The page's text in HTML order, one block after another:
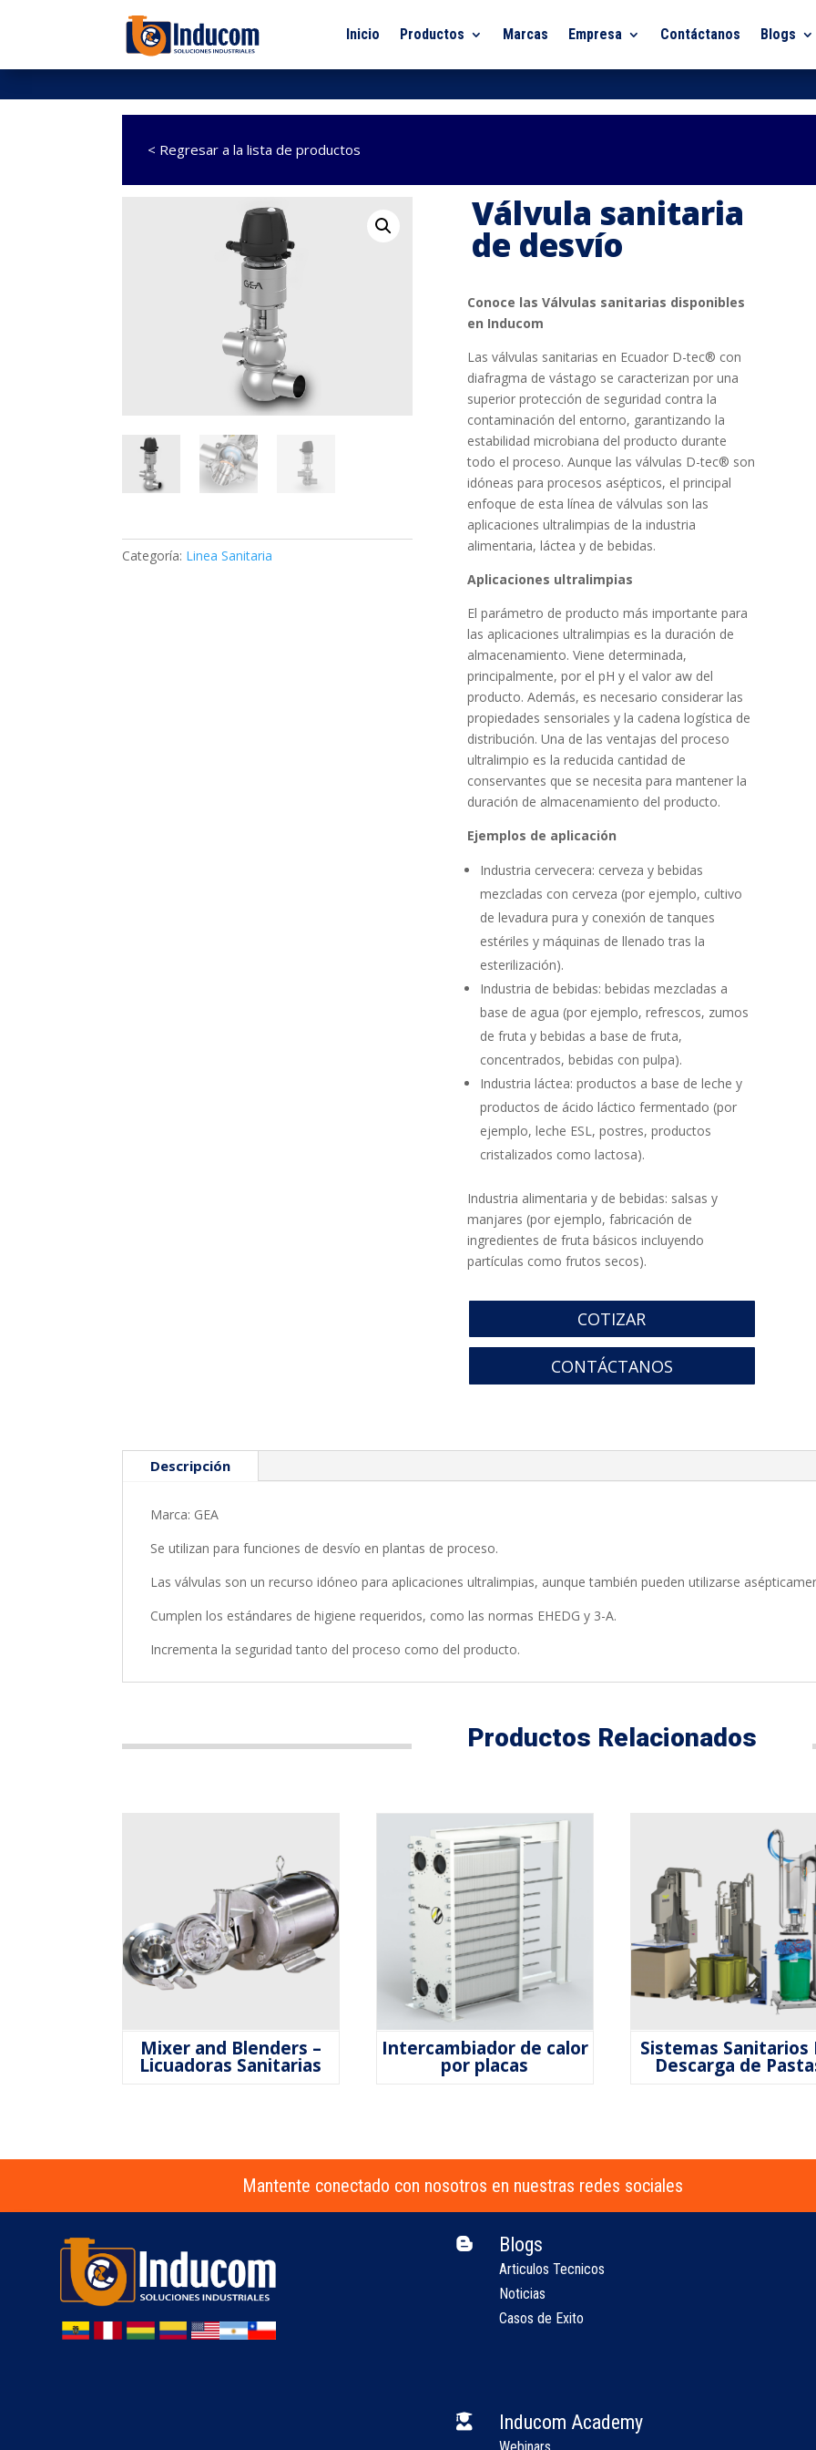
Inicio Productos Marcas Empresa Contáctanos Blogs
< Regresar a la lista de productos
Categoría: Linea Sanitaria
Válvula sanitaria
de desvío
Conoce las Válvulas sanitarias disponibles
en Inducom
Las válvulas sanitarias en Ecuador D-tec® con
diafragma de vástago se caracterizan por una
superior protección de seguridad contra la
contaminación del entorno, garantizando la
estabilidad microbiana del producto durante
todo el proceso. Aunque las válvulas D-tec® son
idóneas para procesos asépticos, el principal
enfoque de esta línea de válvulas son las
aplicaciones ultralimpias de la industria
alimentaria, láctea y de bebidas.
Aplicaciones ultralimpias
El parámetro de producto más importante para
las aplicaciones ultralimpias es la duración de
almacenamiento. Viene determinada,
principalmente, por el pH y el valor aw del
producto. Además, es necesario considerar las
propiedades sensoriales y la cadena logística de
distribución. Una de las ventajas del proceso
ultralimpio es la reducida cantidad de
conservantes que se necesita para mantener la
duración de almacenamiento del producto.
Ejemplos de aplicación
Industria cervecera: cerveza y bebidas
mezcladas con cerveza (por ejemplo, cultivo
de levadura pura y conexión de tanques
estériles y máquinas de llenado tras la
esterilización).
Industria de bebidas: bebidas mezcladas a
base de agua (por ejemplo, refrescos, zumos
de fruta y bebidas a base de fruta,
concentrados, bebidas con pulpa).
Industria láctea: productos a base de leche y
productos de ácido láctico fermentado (por
ejemplo, leche ESL, postres, productos
cristalizados como lactosa).
Industria alimentaria y de bebidas: salsas y
manjares (por ejemplo, fabricación de
ingredientes de fruta básicos incluyendo
partículas como frutos secos).
COTIZAR
CONTÁCTANOS
Descripción
Marca: GEA
Se utilizan para funciones de desvío en plantas de proceso.
Las válvulas son un recurso idóneo para aplicaciones ultralimpias, aunque también pueden utilizarse
Cumplen los estándares de higiene requeridos, como las normas EHEDG y 3-A.
Incrementa la seguridad tanto del proceso como del producto.
Productos Relacionados
Mixer and Blenders –
Licuadoras Sanitarias
Intercambiador de calor
por placas
Sistemas Sanitarios
Descarga de
Mantente conectado con nosotros en nuestras redes sociales
 Blogs
Articulos Tecnicos
Noticias
Casos de Exito
 Inducom Academy